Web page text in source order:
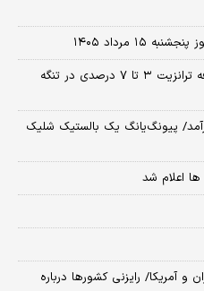
مرداد ۱۴۰۵
رویترز: ایران و عمان برای تعیین تعرفه ترانزیت ۳ تا ۷ درصدی در تنگه
پیونگ‌یانگ یک بالستیک شلیک
اعلام شد
و آمریکا/ رایزنی کشورها درباره